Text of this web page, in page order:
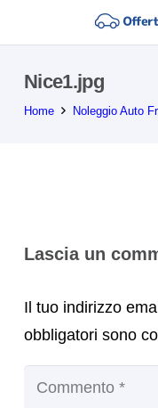
Nice1.jpg
Home Noleggio Auto
Lascia un
Il tuo indirizzo
obbligatori sono